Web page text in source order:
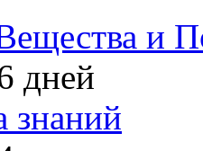
и
дней
знаний